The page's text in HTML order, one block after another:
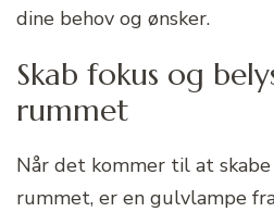
dine behov og ønsker.
Skab fokus og
rummet
Når det kommer til at
rummet, er en gulvlampe